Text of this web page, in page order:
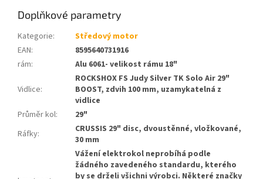
Doplňkové parametry
Kategorie:
Středový motor
EAN:
8595640731916
rám: Alu 6061- velikost rámu 18"
Vidlice:
ROCKSHOX FS Judy Silver TK Solo Air 29"
BOOST, zdvih 100 mm, uzamykatelná z
vidlice
Průměr kol:
29"
Ráfky:
CRUSSIS 29" disc, dvoustěnné, vložkované,
30 mm
Vážení elektrokol neprobíhá podle
žádného zavedeného standardu, kterého
by se drželi všichni výrobci. Některé značky